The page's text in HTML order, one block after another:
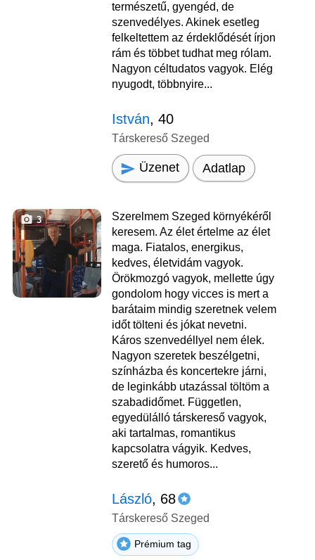
természetű, gyengéd, de
szenvedélyes. Akinek esetleg
felkeltettem az érdeklődését írjon
rám és többet tudhat meg rólam.
Nagyon céltudatos vagyok. Elég
nyugodt, többnyire...
István, 40
Társkereső Szeged
Üzenet Adatlap
3
Szerelmem Szeged környékéről
keresem. Az élet értelme az élet
maga. Fiatalos, energikus,
kedves, életvidám vagyok.
Örökmozgó vagyok, mellette úgy
gondolom hogy vicces is mert a
barátaim mindig szeretnek velem
időt tölteni és jókat nevetni.
Káros szenvedéllyel nem élek.
Nagyon szeretek beszélgetni,
színházba és koncertekre járni,
de leginkább utazással töltöm a
szabadidőmet. Független,
egyedülálló társkereső vagyok,
aki tartalmas, romantikus
kapcsolatra vágyik. Kedves,
szerető és humoros...
László, 68
Társkereső Szeged
Prémium tag